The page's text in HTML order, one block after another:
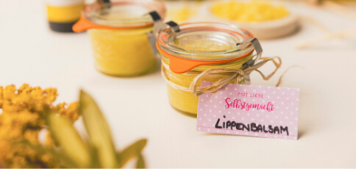
Mittwoch
MITTWOCH 09:00— 19:30
DONNERSTAG 09:00—
Freitag
FREITAG 09:00
Samstag
SAMSTAG